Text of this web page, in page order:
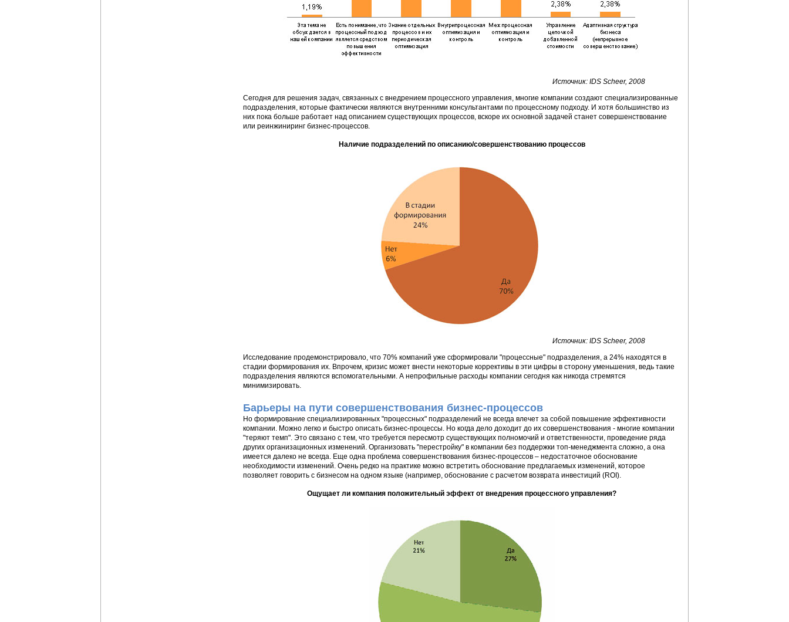
Источник: IDS Scheer, 2008
Сегодня для решения задач, связанных с внедрением процессного управления, многие компании создают специализированные
подразделения, которые фактически являются внутренними консультантами по процессному подходу. И хотя большинство из
них пока больше работает над описанием существующих процессов, вскоре их основной задачей станет совершенствование
или реинжиниринг бизнес-процессов.
Наличие подразделений по описанию/совершенствованию процессов
Источник: IDS Scheer, 2008
Исследование продемонстрировало, что 70% компаний уже сформировали "процессные" подразделения, а 24% находятся в
стадии формирования их. Впрочем, кризис может внести некоторые коррективы в эти цифры в сторону уменьшения, ведь такие
подразделения являются вспомогательными. А непрофильные расходы компании сегодня как никогда стремятся
минимизировать.
Барьеры на пути совершенствования бизнес-процессов
Но формирование специализированных "процессных" подразделений не всегда влечет за собой повышение эффективности
компании. Можно легко и быстро описать бизнес-процессы. Но когда дело доходит до их совершенствования - многие компании
"теряют темп". Это связано с тем, что требуется пересмотр существующих полномочий и ответственности, проведение ряда
других организационных изменений. Организовать "перестройку" в компании без поддержки топ-менеджмента сложно, а она
имеется далеко не всегда. Еще одна проблема совершенствования бизнес-процессов – недостаточное обоснование
необходимости изменений. Очень редко на практике можно встретить обоснование предлагаемых изменений, которое
позволяет говорить с бизнесом на одном языке (например, обоснование с расчетом возврата инвестиций (ROI).
Ощущает ли компания положительный эффект от внедрения процессного управления?